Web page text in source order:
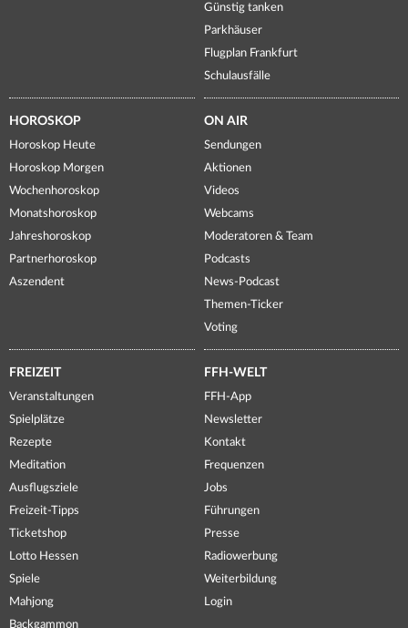
Günstig tanken
Parkhäuser
Flugplan Frankfurt
Schulausfälle
HOROSKOP
Horoskop Heute
Horoskop Morgen
Wochenhoroskop
Monatshoroskop
Jahreshoroskop
Partnerhoroskop
Aszendent
ON AIR
Sendungen
Aktionen
Videos
Webcams
Moderatoren & Team
Podcasts
News-Podcast
Themen-Ticker
Voting
FREIZEIT
Veranstaltungen
Spielplätze
Rezepte
Meditation
Ausflugsziele
Freizeit-Tipps
Ticketshop
Lotto Hessen
Spiele
Mahjong
Backgammon
FFH-WELT
FFH-App
Newsletter
Kontakt
Frequenzen
Jobs
Führungen
Presse
Radiowerbung
Weiterbildung
Login